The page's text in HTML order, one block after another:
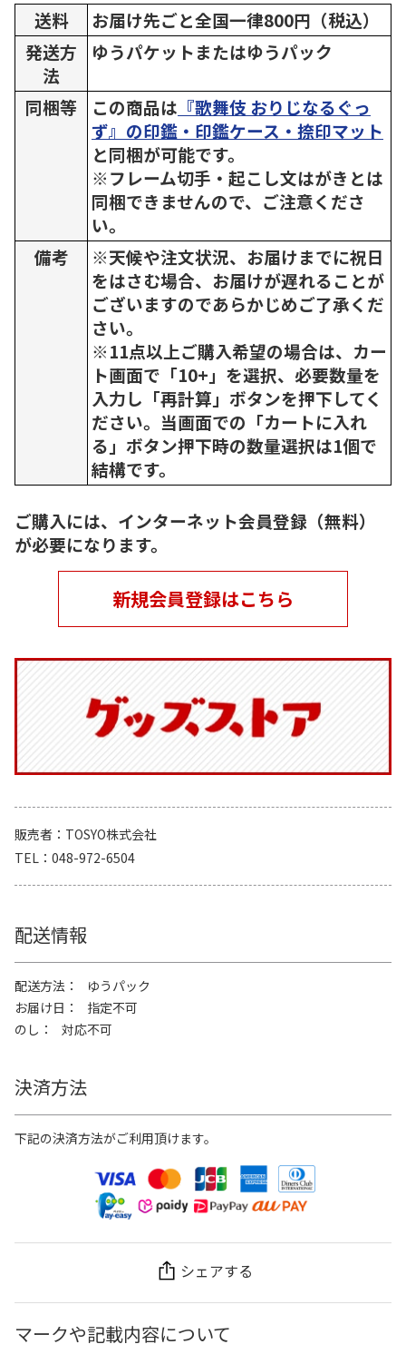
送料
お届け先ごと全国一律800円（税込）
発送方
法
ゆうパケットまたはゆうパック
同梱等 この商品は 『歌舞伎 おりじなるぐっ
ず』の印鑑・印鑑ケース・捺印マット
と同梱が可能です。
※フレーム切手・起こし文はがきとは
同梱できませんので、ご注意くださ
い。
備考
※天候や注文状況、お届けまでに祝日
をはさむ場合、お届けが遅れることが
ございますのであらかじめご了承くだ
さい。
※11点以上ご購入希望の場合は、カー
ト画面で「10+」を選択、必要数量を
入力し「再計算」ボタンを押下してく
ださい。当画面での「カートに入れ
る」ボタン押下時の数量選択は1個で
結構です。
ご購入には、インターネット会員登録（無料）
が必要になります。
新規会員登録はこちら
販売者
TOSYO株式会社
TEL
048-972-6504
配送情報
配送方法
ゆうパック
お届け日
指定不可
のし
対応不可
決済方法
下記の決済方法がご利用頂けます。
シェアする
マークや記載内容について